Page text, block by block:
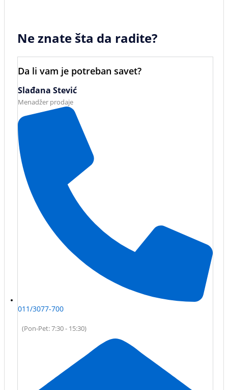
Ne znate šta da radite?
Da li vam je potreban savet?
Slađana Stević
Menadžer prodaje
011/3077-700
(Pon-Pet: 7:30 - 15:30)